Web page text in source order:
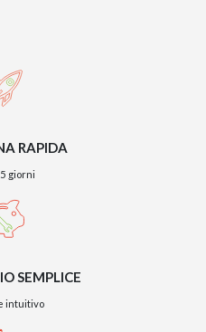
RAPIDA
giorni
SEMPLICE
intuitivo